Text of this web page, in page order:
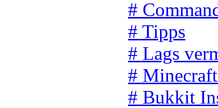
#
# Tipps
# Lags
#
# Bukkit